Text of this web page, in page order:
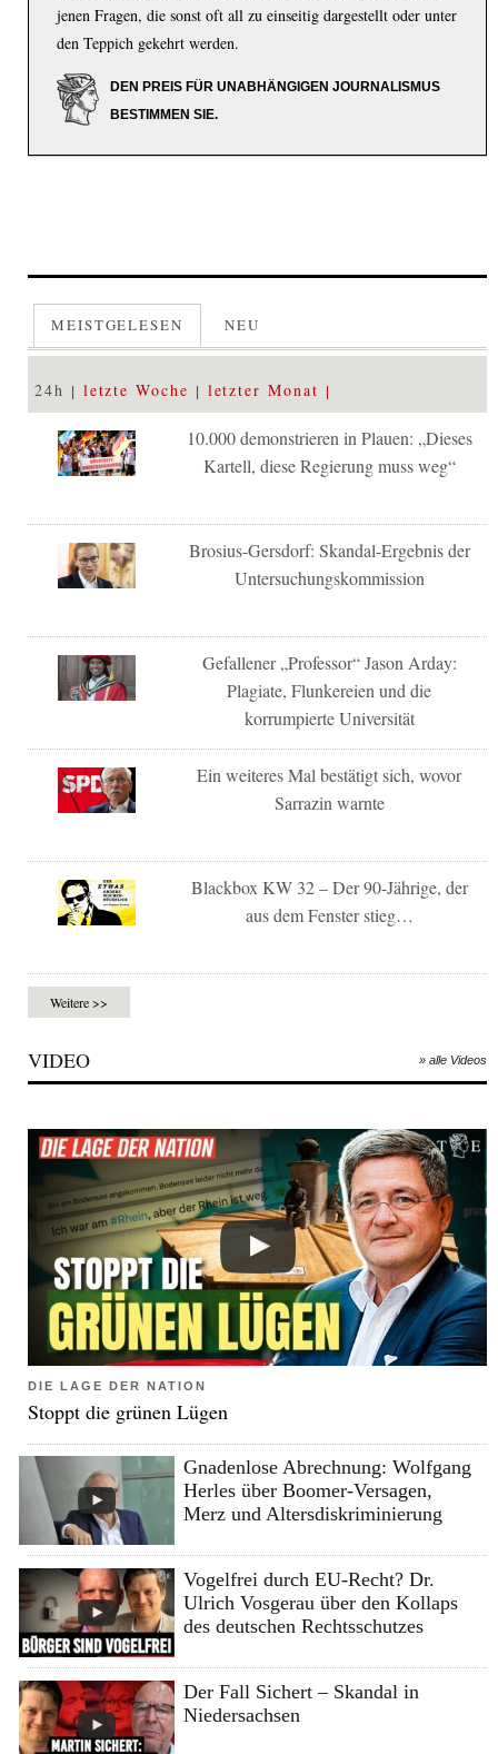
jenen Fragen, die sonst oft all zu einseitig dargestellt oder unter
den Teppich gekehrt werden.
DEN PREIS FÜR UNABHÄNGIGEN JOURNALISMUS
BESTIMMEN SIE.
MEISTGELESEN NEU
24h letzte Woche letzter Monat
10.000 demonstrieren in Plauen: „Dieses
Kartell, diese Regierung muss weg“
Brosius-Gersdorf: Skandal-Ergebnis der
Untersuchungskommission
Gefallener „Professor“ Jason Arday:
Plagiate, Flunkereien und die
korrumpierte Universität
Ein weiteres Mal bestätigt sich, wovor
Sarrazin warnte
Blackbox KW 32 – Der 90-Jährige, der
aus dem Fenster stieg…
Weitere >>
VIDEO » alle Videos
DIE LAGE DER NATION
Stoppt die grünen Lügen
Gnadenlose Abrechnung: Wolfgang
Herles über Boomer-Versagen,
Merz und Altersdiskriminierung
Vogelfrei durch EU-Recht? Dr.
Ulrich Vosgerau über den Kollaps
des deutschen Rechtsschutzes
Der Fall Sichert – Skandal in
Niedersachsen